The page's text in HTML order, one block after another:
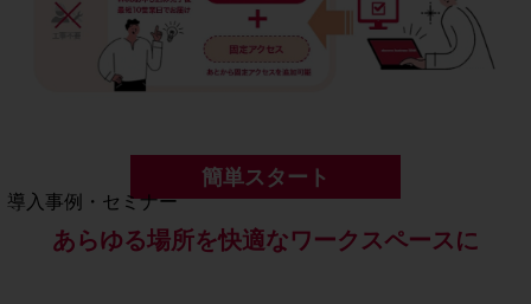
回線・ネットワーク
別ウィンドウで開きます
サービスをご利用中のお客さま
導入事例・セミナー
導入事例TOP
簡単スタート
あらゆる場所を快適なワークスペースに